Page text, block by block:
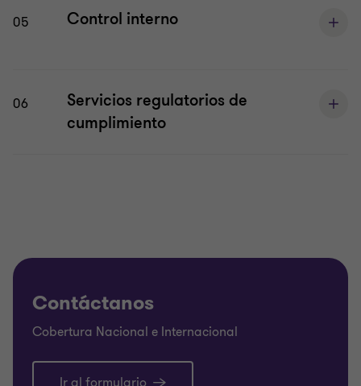
05 Control interno
06
Servicios regulatorios de
cumplimiento
Contáctanos
Cobertura Nacional e Internacional
Ir al formulario